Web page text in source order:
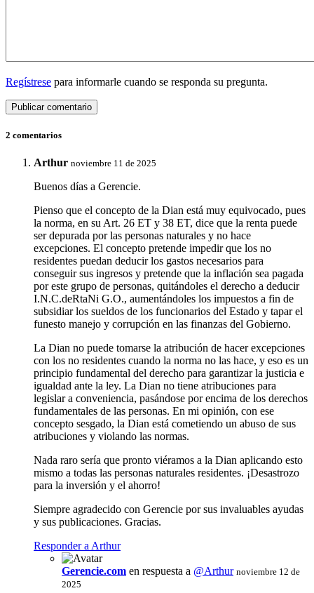
Regístrese para informarle cuando se responda su pregunta.
2 comentarios
Arthur noviembre 11 de 2025
Buenos días a Gerencie.
Pienso que el concepto de la Dian está muy equivocado, pues
la norma, en su Art. 26 ET y 38 ET, dice que la renta puede
ser depurada por las personas naturales y no hace
excepciones. El concepto pretende impedir que los no
residentes puedan deducir los gastos necesarios para
conseguir sus ingresos y pretende que la inflación sea pagada
por este grupo de personas, quitándoles el derecho a deducir
I.N.C.deRtaNi G.O., aumentándoles los impuestos a fin de
subsidiar los sueldos de los funcionarios del Estado y tapar el
funesto manejo y corrupción en las finanzas del Gobierno.
La Dian no puede tomarse la atribución de hacer excepciones
con los no residentes cuando la norma no las hace, y eso es un
principio fundamental del derecho para garantizar la justicia e
igualdad ante la ley. La Dian no tiene atribuciones para
legislar a conveniencia, pasándose por encima de los derechos
fundamentales de las personas. En mi opinión, con ese
concepto sesgado, la Dian está cometiendo un abuso de sus
atribuciones y violando las normas.
Nada raro sería que pronto viéramos a la Dian aplicando esto
mismo a todas las personas naturales residentes. ¡Desastrozo
para la inversión y el ahorro!
Siempre agradecido con Gerencie por sus invaluables ayudas
y sus publicaciones. Gracias.
Responder a Arthur
Gerencie.com en respuesta a @Arthur noviembre 12 de
2025